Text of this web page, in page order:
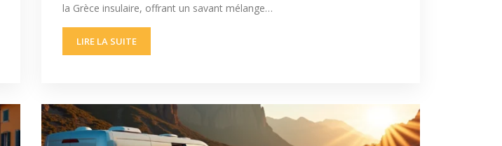
la Grèce insulaire, offrant un savant mélange…
LIRE LA SUITE